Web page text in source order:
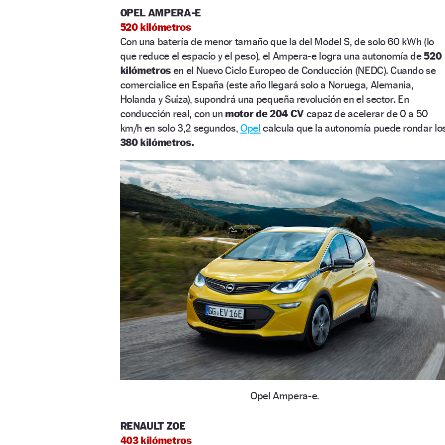
OPEL AMPERA-E
520 kilómetros
Con una batería de menor tamaño que la del Model S, de solo 60 kWh (lo
que reduce el espacio y el peso), el Ampera-e logra una autonomía de520
kilómetros en el Nuevo Ciclo Europeo de Conducción (NEDC). Cuando se
comercialice en España (este año llegará solo a Noruega, Alemania,
Holanda y Suiza), supondrá una pequeña revolución en el sector. En
conducción real, con un motor de 204 CVcapaz de acelerar de 0 a 50
km/h en solo 3,2 segundos,Opel calcula que la autonomía puede rondar
380 kilómetros.
Opel Ampera-e.
RENAULT ZOE
403 kilómetros